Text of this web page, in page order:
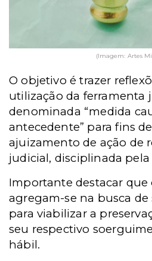
(Imagem: Artes
O objetivo é trazer
utilização da ferramenta
denominada “medida
antecedente” para fins
ajuizamento de ação de
judicial, disciplinada pela
Importante destacar
agregam-se na busca de
para viabilizar a
seu respectivo
hábil.